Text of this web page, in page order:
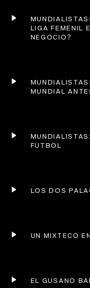
LIGA FEMENIL
NEGOCIO?
MUNDIAL
FUTBOL
LOS DOS
UN MIXTECO
EL GUSANO